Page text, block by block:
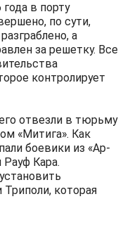
в порту
по сути,
а
за решетку. Все
контролирует
отвезли в тюрьму
«Митига». Как
боевики из «Ар-
Кара.
которая